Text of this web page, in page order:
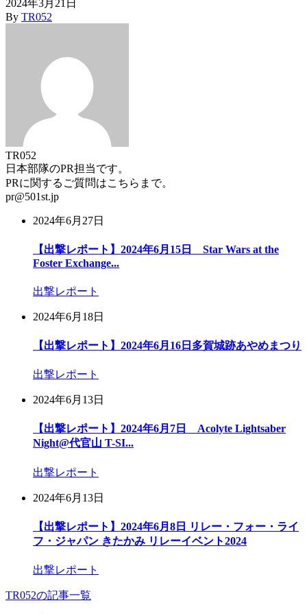
2024年3月21日
By TR052
TR052
日本部隊のPR担当です。
PRに関するご質問はこちらまで。
pr@501st.jp
2024年6月27日
【出撃レポート】2024年6月15日 Star Wars at the
Foster Exchange...
出撃レポート
2024年6月18日
【出撃レポート】2024年6月16日多賀城跡あやめまつり
出撃レポート
2024年6月13日
【出撃レポート】2024年6月7日 Acolyte Lightsaber
Night@代官山 T-SI...
出撃レポート
2024年6月13日
【出撃レポート】2024年6月8日 リレー・フォー・ライ
フ・ジャパン きたかみ リレーイベント2024
出撃レポート
TR052の記事一覧